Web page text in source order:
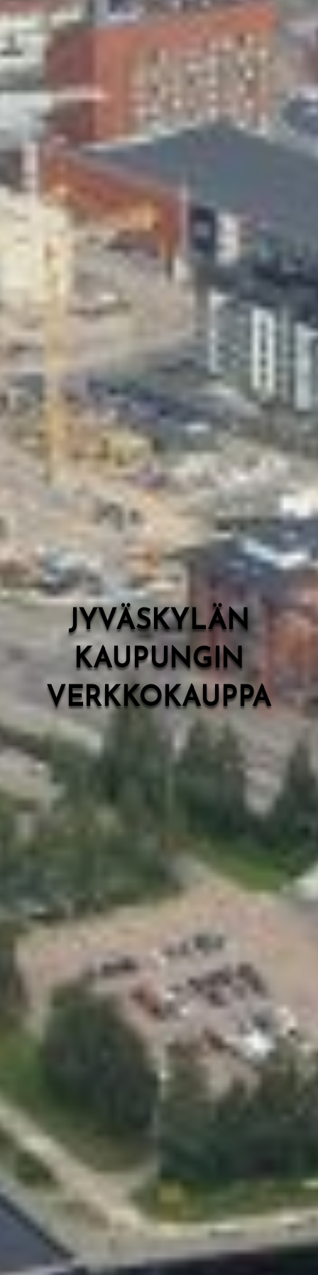
Skeittihalli
Varhaiskasvatus
Ateria- ja välipalamaksut
Mämminiemi
Taideapteekki
Kirjasto
Valon Kaupunki
Lasten Lysti & LystiKylä-festivaali
Ohje
English
JYVÄSKYLÄN
KAUPUNGIN
VERKKOKAUPPA